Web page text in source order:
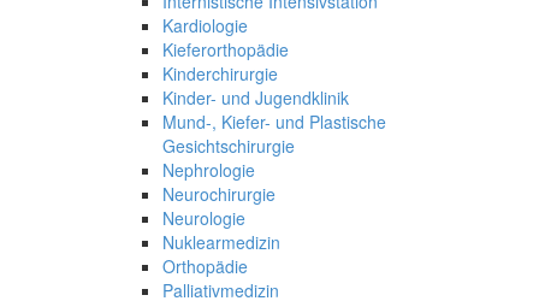
Kardiologie
Kieferorthopädie
Kinderchirurgie
Kinder- und Jugendklinik
Mund-, Kiefer- und Plastische
Gesichtschirurgie
Nephrologie
Neurochirurgie
Neurologie
Nuklearmedizin
Orthopädie
Palliativmedizin